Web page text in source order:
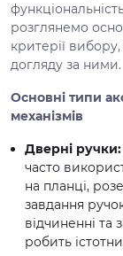
розглянемо
критерії
догляду за ними.
Основні типи
механізмів
Дверні ручки:
часто
на планці,
завдання
відчиненні та
робить